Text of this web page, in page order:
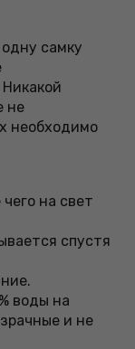
самку
не
необходимо
на свет
спустя
воды на
и не